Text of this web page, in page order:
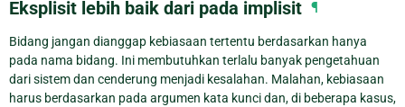
Eksplisit lebih baik dari pada implisit ¶
Bidang jangan dianggap kebiasaan tertentu berdasarkan hanya
pada nama bidang. Ini membutuhkan terlalu banyak pengetahuan
dari sistem dan cenderung menjadi kesalahan. Malahan, kebiasaan
harus berdasarkan pada argumen kata kunci dan, di beberapa kasus,